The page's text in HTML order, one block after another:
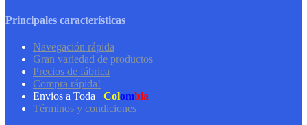
Principales características
Navegación rápida
Gran variedad de productos
Precios de fábrica
Compra rápida!
Envios a Toda
Colombia
Términos y condiciones